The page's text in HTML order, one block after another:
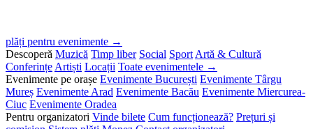
plăți pentru evenimente →
Descoperă Muzică Timp liber Social Sport Artă & Cultură
Conferințe Artiști Locații Toate evenimentele →
Evenimente pe orașe Evenimente București Evenimente Târgu
Mureș Evenimente Arad Evenimente Bacău Evenimente Miercurea-
Ciuc Evenimente Oradea
Pentru organizatori Vinde bilete Cum funcționează? Prețuri și